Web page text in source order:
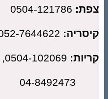
0504-121786
052-7644622
0504-102069,